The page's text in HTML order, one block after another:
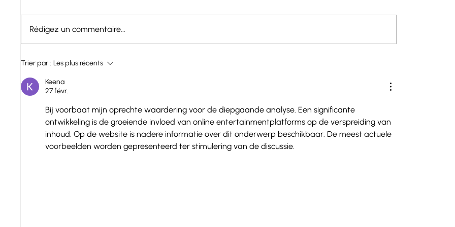
Hongrie - Lac Balaton :
Tamás
Rédigez un commentaire...
Trier par : Les plus récents
Keena
27 févr.
Bij voorbaat mijn oprechte waardering voor de diepgaande analyse. Een significante
ontwikkeling is de groeiende invloed van online entertainmentplatforms op de verspreiding van
inhoud. Op de website is nadere informatie over dit onderwerp beschikbaar. De meest actuele
voorbeelden worden gepresenteerd ter stimulering van de discussie.